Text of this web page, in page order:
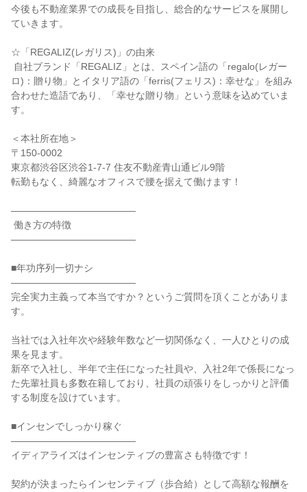
今後も不動産業界での成長を目指し、総合的なサービスを展開し
ていきます。
☆「REGALIZ(レガリス)」の由来
ロ)：贈り物」とイタリア語の「ferris(フェリス)：幸せな」を組み
合わせた造語であり、「幸せな贈り物」という意味を込めていま
す。
＜本社所在地＞
〒150-0002
東京都渋谷区渋谷1-7-7 住友不動産青山通ビル9階
転勤もなく、綺麗なオフィスで腰を据えて働けます！
―――――――――――――
―――――――――――――
■年功序列一切ナシ
―――――――――――――
完全実力主義って本当ですか？というご質問を頂くことがありま
す。
当社では入社年次や経験年数など一切関係なく、一人ひとりの成
果を見ます。
新卒で入社し、半年で主任になった社員や、入社2年で係長になっ
た先輩社員も多数在籍しており、社員の頑張りをしっかりと評価
する制度を設けています。
■インセンでしっかり稼ぐ
―――――――――――――
イディアライズはインセンティブの豊富さも特徴です！
契約が決まったらインセンティブ（歩合給）として高額な報酬を